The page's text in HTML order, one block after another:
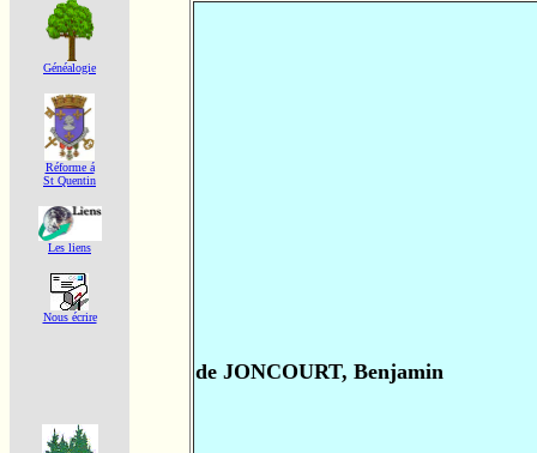
Généalogie
Réforme á
St Quentin
Les liens
Nous écrire
de JONCOURT, Benjamin